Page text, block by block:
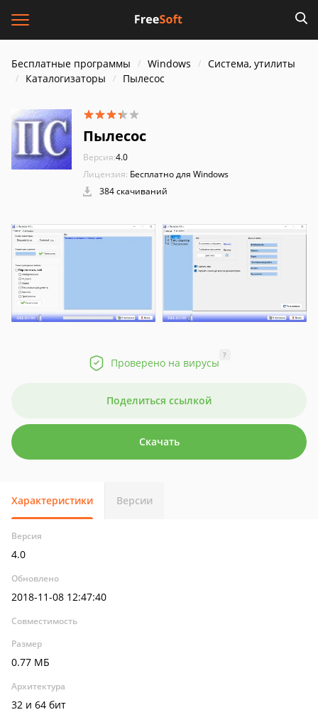
Бесплатные программы Windows
Система, утилиты
Каталогизаторы
Пылесос
Пылесос
Версия:4.0
Лицензия: Бесплатно для Windows
384 скачиваний
Проверено на вирусы
?
Поделиться ссылкой
Скачать
Характеристики Версии
Версия
4.0
Обновлено
2018-11-08 12:47:40
Совместимость
Размер
0.77 МБ
Архитектура
32 и 64 бит